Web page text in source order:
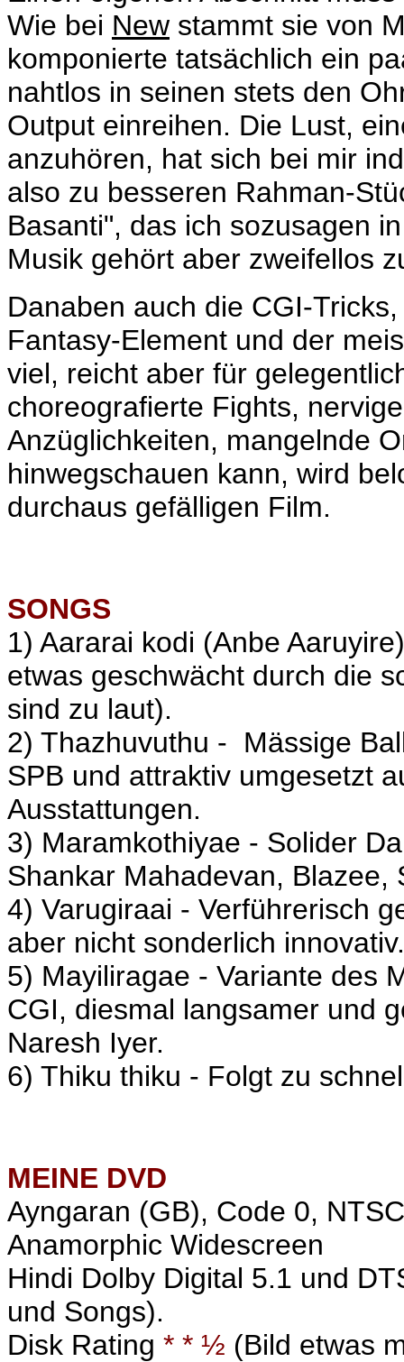
Wie bei New stammt sie von
komponierte tatsächlich ein
nahtlos in seinen stets den
Output einreihen. Die Lust,
anzuhören, hat sich bei mir
also zu besseren Rahman-
Basanti", das ich sozusagen
Musik gehört aber zweifellos
Danaben auch die CGI-
Fantasy-Element und der
viel, reicht aber für
choreografierte Fights,
Anzüglichkeiten, mangelnde
hinwegschauen kann, wird
durchaus gefälligen Film.
SONGS
1) Aararai kodi (Anbe
etwas geschwächt durch die
sind zu laut).
2) Thazhuvuthu - Mässige
SPB und attraktiv umgesetzt
Ausstattungen.
3) Maramkothiyae - Solider
Shankar Mahadevan, Blazee,
4) Varugiraai - Verführerisch
aber nicht sonderlich innovativ.
5) Mayiliragae - Variante des
CGI, diesmal langsamer und
Naresh Iyer.
6) Thiku thiku - Folgt zu
MEINE DVD
Ayngaran (GB), Code 0, NTSC
Anamorphic Widescreen
Hindi Dolby Digital 5.1 und
und Songs).
Disk Rating * * ½ (Bild etwas